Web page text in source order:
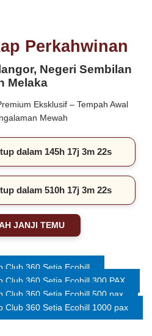
Perkahwinan
Negeri Sembilan
Melaka
Eksklusif – Tempah Awal
Mewah
dalam 145h 17j 3m 22s
dalam 510h 17j 3m 22s
JANJI TEMU
Club 360 Setia Ecohill
Club 360 Setia Ecohill 300 PAX
Club 360 Setia Ecohill 500 pax
Club 360 Setia Ecohill 1000 pax